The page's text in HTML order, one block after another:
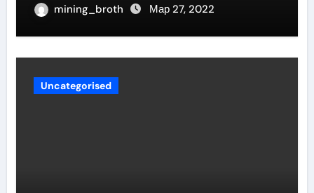
mining_broth Мар 27, 2022
Uncategorised